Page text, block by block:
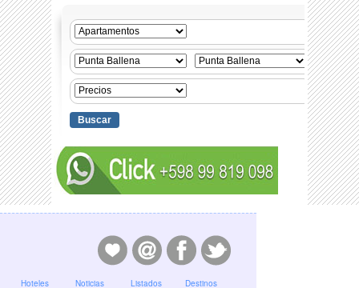
Hoteles Noticias Listados Destinos